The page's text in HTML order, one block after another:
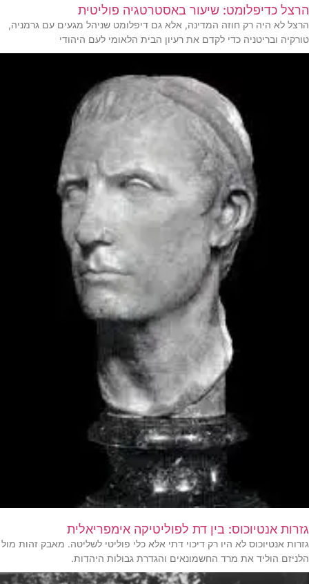
הרצל כדיפלומט: שיעור באסטרטגיה פוליטית
הרצל לא היה רק חוזה המדינה, אלא גם דיפלומט שניהל מגעים עם גרמניה,
טורקיה ובריטניה כדי לקדם את רעיון הבית הלאומי לעם היהודי
גזרות אנטיוכוס: בין דת לפוליטיקה אימפריאלית
גזרות אנטיוכוס לא היו רק דיכוי דתי אלא כלי פוליטי לשליטה. מאבק זהות מול
הלניזם הוליד את מרד החשמונאים והגדרת גבולות היהדות.